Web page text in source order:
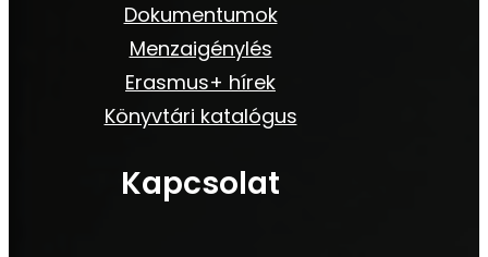
Dokumentumok
Menzaigénylés
Erasmus+ hírek
Könyvtári katalógus
Kapcsolat